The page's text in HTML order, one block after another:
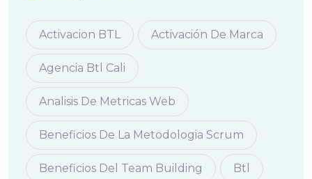
Activacion BTL Activación De Marca
Agencia Btl Cali
Analisis De Metricas Web
Beneficios De La Metodologia Scrum
Beneficios Del Team Building Btl